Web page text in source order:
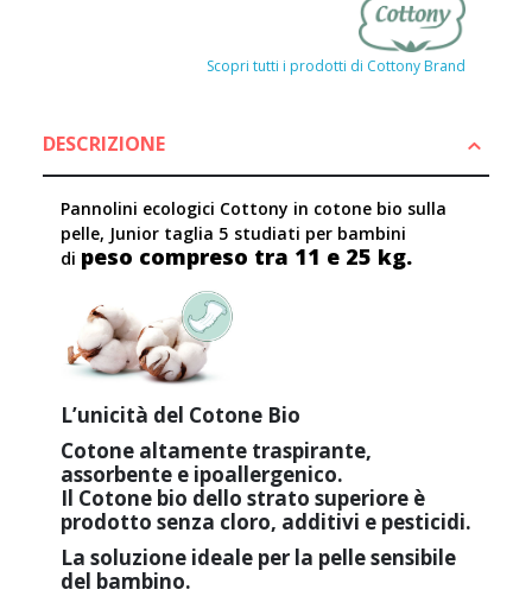
Scopri tutti i prodotti di Cottony Brand
DESCRIZIONE
Pannolini ecologici Cottony in cotone bio sulla
pelle, Junior taglia 5 studiati per bambini
di peso compreso tra 11 e 25 kg.
L’unicità del Cotone Bio
Cotone altamente traspirante,
assorbente e ipoallergenico.
Il Cotone bio dello strato superiore è
prodotto senza cloro, additivi e pesticidi.
La soluzione ideale per la pelle sensibile
del bambino.